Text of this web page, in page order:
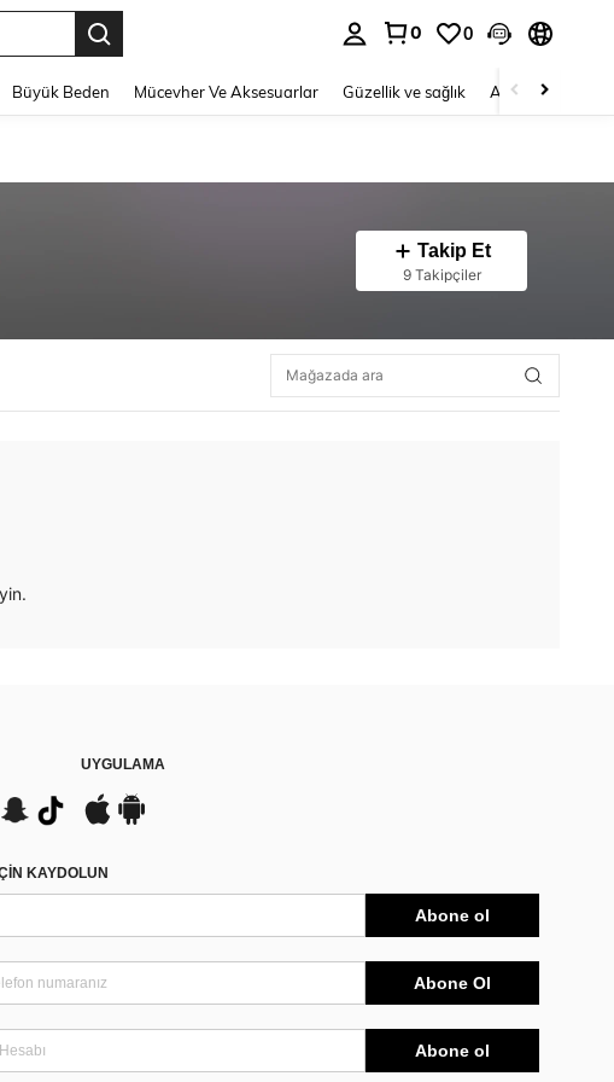
0 0
Büyük Beden Mücevher Ve Aksesuarlar Güzellik ve sağlık Ayakkabı
Takip Et
9 Takipçiler
UYGULAMA
KAYDOLUN
Abone ol
Abone Ol
Abone ol